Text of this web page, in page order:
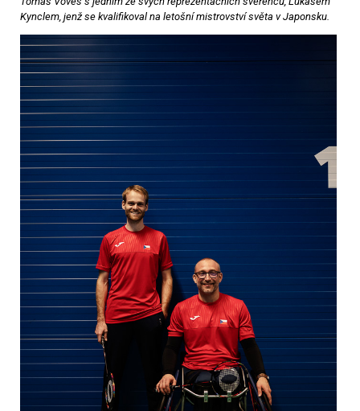
Kynclem, jenž se kvalifikoval na letošní mistrovství světa v Japonsku.